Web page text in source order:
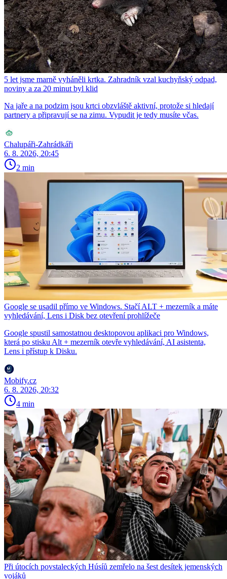
5 let jsme marně vyháněli krtka. Zahradník vzal kuchyňský odpad,
noviny a za 20 minut byl klid
Na jaře a na podzim jsou krtci obzvláště aktivní, protože si hledají
partnery a připravují se na zimu. Vypudit je tedy musíte včas.
Chalupáři-Zahrádkáři
6. 8. 2026, 20:45
2 min
Google se usadil přímo ve Windows. Stačí ALT + mezerník a máte
vyhledávání, Lens i Disk bez otevření prohlížeče
Google spustil samostatnou desktopovou aplikaci pro Windows,
která po stisku Alt + mezerník otevře vyhledávání, AI asistenta,
Lens i přístup k Disku.
Mobify.cz
6. 8. 2026, 20:32
4 min
Při útocích povstaleckých Húsíů zemřelo na šest desítek jemenských
vojáků